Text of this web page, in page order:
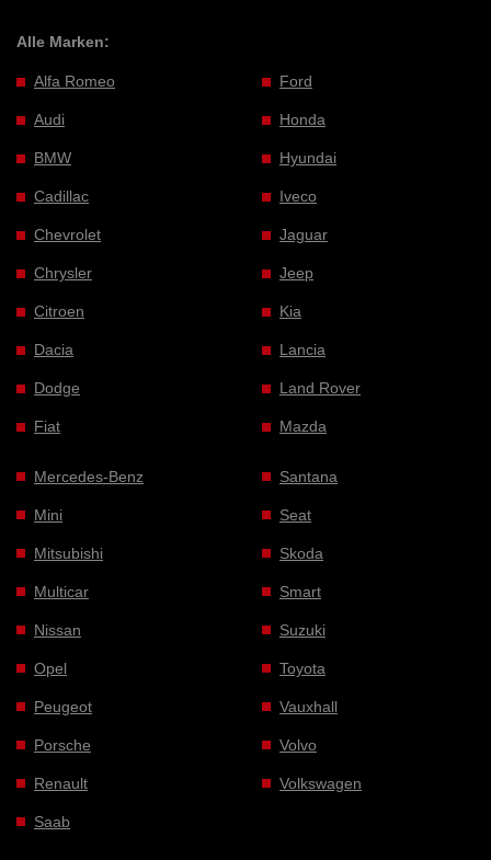
Alle Marken:
Alfa Romeo
Audi
BMW
Cadillac
Chevrolet
Chrysler
Citroen
Dacia
Dodge
Fiat
Ford
Honda
Hyundai
Iveco
Jaguar
Jeep
Kia
Lancia
Land Rover
Mazda
Mercedes-Benz
Mini
Mitsubishi
Multicar
Nissan
Opel
Peugeot
Porsche
Renault
Saab
Santana
Seat
Skoda
Smart
Suzuki
Toyota
Vauxhall
Volvo
Volkswagen